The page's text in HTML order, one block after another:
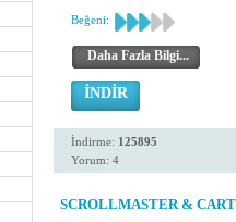
Beğeni:
Daha Fazla Bilgi...
İNDİR
İndirme: 125895
Yorum: 4
SCROLLMASTER &